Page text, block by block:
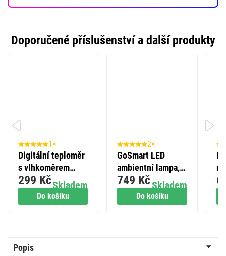
Doporučené příslušenství a další produkty
Do košíku
1×
Digitální teploměr
s vlhkoměrem
E0114N Skladem
299 Kč
Do košíku
2×
GoSmart LED
ambientní lampa,
černá, teplá bílá–
studená bílá/ RGB,
WiFi
Skladem
749 Kč
Popis